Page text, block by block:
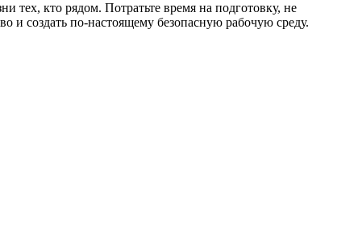
тех, кто рядом. Потратьте время на подготовку, не
и создать по-настоящему безопасную рабочую среду.